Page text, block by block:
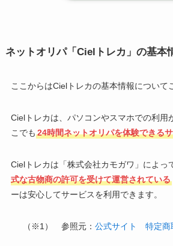
ネットオリパ「Cielトレカ」の基本
ここからはCielトレカの基本情報について
Cielトレカは、パソコンやスマホでの利用
こでも 24時間ネットオリパを体験できる
Cielトレカは「株式会社カモガワ」によっ
式な古物商の許可を受けて運営されている
ーは安心してサービスを利用できます。
（※1） 参照元： 公式サイト 特定商